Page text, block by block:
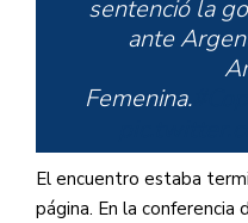
sentenció la
ante
Femenina.
El encuentro estaba
página. En la conferencia